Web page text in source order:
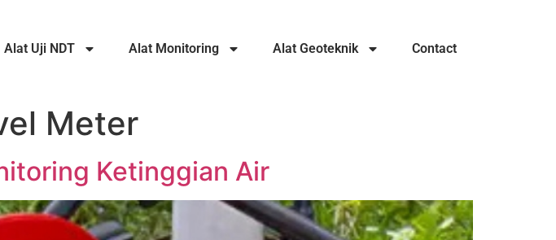
Alat Uji NDT Alat Monitoring Alat Geoteknik Contact
Meter
Ketinggian Air